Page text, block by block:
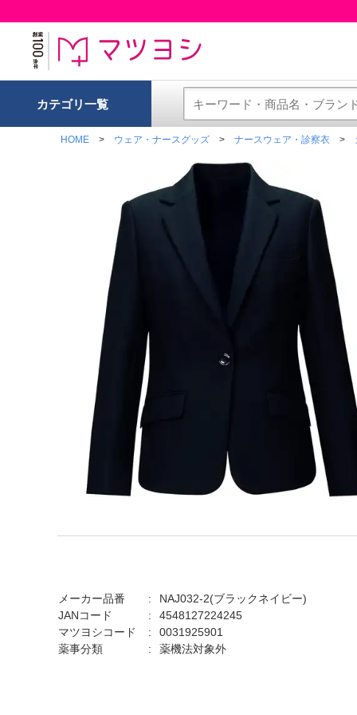
カテゴリ一覧
HOME ウェア・ナースグッズ ナースウェア・診察衣
メーカー品番
NAJ032-2(ブラックネイビー)
JANコード
4548127224245
マツヨシコード
0031925901
薬事分類
薬機法対象外